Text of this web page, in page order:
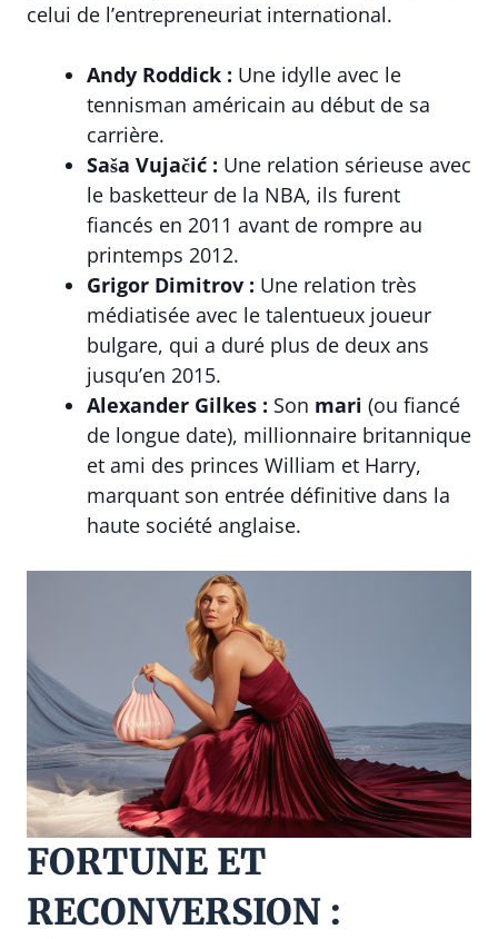
celui de l’entrepreneuriat international.
Andy Roddick : Une idylle avec le
tennisman américain au début de sa
carrière.
Saša Vujačić : Une relation sérieuse avec
le basketteur de la NBA, ils furent
fiancés en 2011 avant de rompre au
printemps 2012.
Grigor Dimitrov : Une relation très
médiatisée avec le talentueux joueur
bulgare, qui a duré plus de deux ans
jusqu’en 2015.
Alexander Gilkes : Son mari (ou fiancé
de longue date), millionnaire britannique
et ami des princes William et Harry,
marquant son entrée définitive dans la
haute société anglaise.
FORTUNE ET
RECONVERSION :